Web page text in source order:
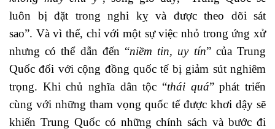
luôn bị đặt trong nghi kỵ và được theo dõi sát
sao”. Và vì thế, chỉ với một sự việc nhỏ trong ứng xử
nhưng có thể dẫn đến “niềm tin, uy tín” của Trung
Quốc đối với cộng đồng quốc tế bị giảm sút nghiêm
trọng. Khi chủ nghĩa dân tộc “thái quá” phát triển
cùng với những tham vọng quốc tế được khơi dậy sẽ
khiến Trung Quốc có những chính sách và bước đi